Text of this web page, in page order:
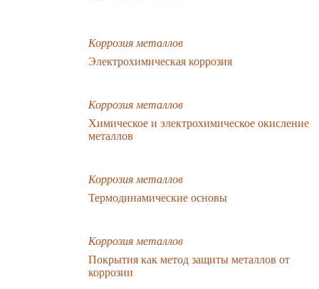
Коррозия металлов
Электрохимическая коррозия
Коррозия металлов
Химическое и электрохимическое окисление
металлов
Коррозия металлов
Термодинамические основы
Коррозия металлов
Покрытия как метод защиты металлов от
коррозии